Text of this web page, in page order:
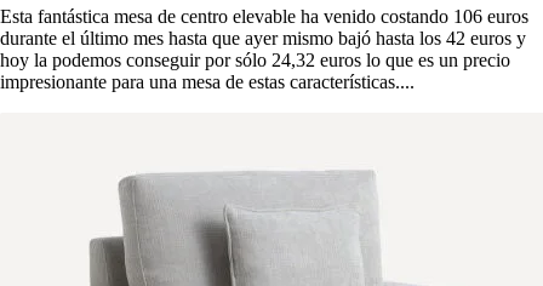
Esta fantástica mesa de centro elevable ha venido costando 106 euros
durante el último mes hasta que ayer mismo bajó hasta los 42 euros y
hoy la podemos conseguir por sólo 24,32 euros lo que es un precio
impresionante para una mesa de estas características....